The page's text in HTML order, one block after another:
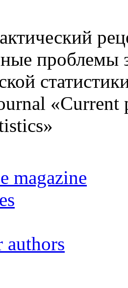
проблемы
«Current
magazine
authors